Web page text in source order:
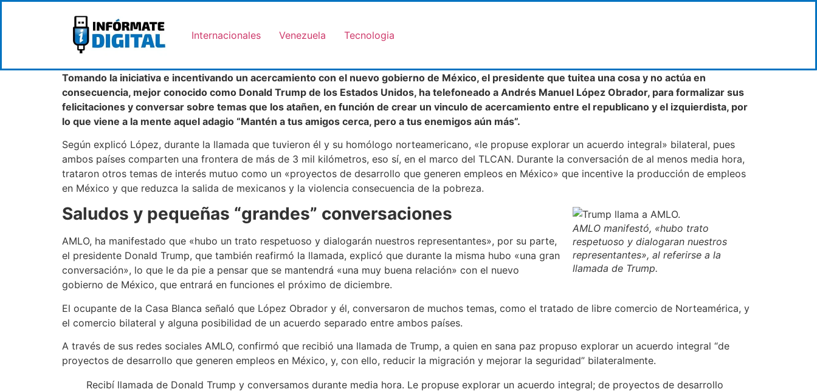
Internacionales Venezuela Tecnologia
Tomando la iniciativa e incentivando un acercamiento con el nuevo gobierno de México, el presidente que tuitea una cosa y no actúa en
consecuencia, mejor conocido como Donald Trump de los Estados Unidos, ha telefoneado a Andrés Manuel López Obrador, para formalizar sus
felicitaciones y conversar sobre temas que los atañen, en función de crear un vinculo de acercamiento entre el republicano y el izquierdista, por
lo que viene a la mente aquel adagio “Mantén a tus amigos cerca, pero a tus enemigos aún más”.
Según explicó López, durante la llamada que tuvieron él y su homólogo norteamericano, «le propuse explorar un acuerdo integral» bilateral, pues
ambos países comparten una frontera de más de 3 mil kilómetros, eso sí, en el marco del TLCAN. Durante la conversación de al menos media hora,
trataron otros temas de interés mutuo como un «proyectos de desarrollo que generen empleos en México» que incentive la producción de empleos
en México y que reduzca la salida de mexicanos y la violencia consecuencia de la pobreza.
AMLO manifestó, «hubo trato
respetuoso y dialogaran nuestros
representantes», al referirse a la
llamada de Trump.
Saludos y pequeñas “grandes” conversaciones
AMLO, ha manifestado que «hubo un trato respetuoso y dialogarán nuestros representantes», por su parte,
el presidente Donald Trump, que también reafirmó la llamada, explicó que durante la misma hubo «una gran
conversación», lo que le da pie a pensar que se mantendrá «una muy buena relación» con el nuevo
gobierno de México, que entrará en funciones el próximo de diciembre.
El ocupante de la Casa Blanca señaló que López Obrador y él, conversaron de muchos temas, como el tratado de libre comercio de Norteamérica, y
el comercio bilateral y alguna posibilidad de un acuerdo separado entre ambos países.
A través de sus redes sociales AMLO, confirmó que recibió una llamada de Trump, a quien en sana paz propuso explorar un acuerdo integral “de
proyectos de desarrollo que generen empleos en México, y, con ello, reducir la migración y mejorar la seguridad” bilateralmente.
Recibí llamada de Donald Trump y conversamos durante media hora. Le propuse explorar un acuerdo integral; de proyectos de desarrollo